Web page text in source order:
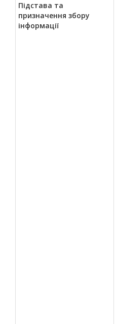
Підстава та
призначення збору
інформації